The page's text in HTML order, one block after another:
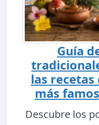
Guía
las recetas
más
Descubre los